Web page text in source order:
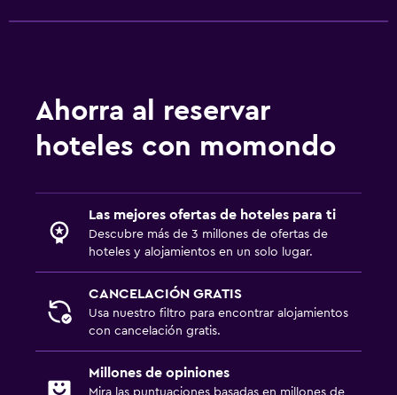
Ahorra al reservar
hoteles con momondo
Las mejores ofertas de hoteles para ti
Descubre más de 3 millones de ofertas de
hoteles y alojamientos en un solo lugar.
CANCELACIÓN GRATIS
Usa nuestro filtro para encontrar alojamientos
con cancelación gratis.
Millones de opiniones
Mira las puntuaciones basadas en millones de